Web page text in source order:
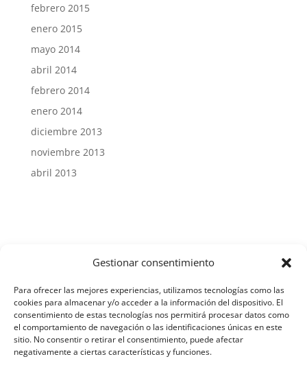
Gestionar consentimiento
Para ofrecer las mejores experiencias, utilizamos tecnologías como las
cookies para almacenar y/o acceder a la información del dispositivo. El
consentimiento de estas tecnologías nos permitirá procesar datos como
el comportamiento de navegación o las identificaciones únicas en este
sitio. No consentir o retirar el consentimiento, puede afectar
negativamente a ciertas características y funciones.
febrero 2015
enero 2015
mayo 2014
abril 2014
febrero 2014
enero 2014
diciembre 2013
noviembre 2013
abril 2013
Aviso Legal y Protección de Datos
Política de Cookies